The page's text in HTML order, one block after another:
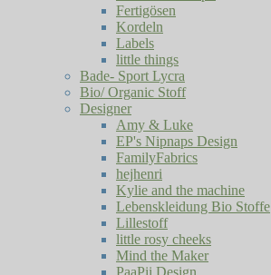
Fertigösen
Kordeln
Labels
little things
Bade- Sport Lycra
Bio/ Organic Stoff
Designer
Amy & Luke
EP's Nipnaps Design
FamilyFabrics
hejhenri
Kylie and the machine
Lebenskleidung Bio Stoffe
Lillestoff
little rosy cheeks
Mind the Maker